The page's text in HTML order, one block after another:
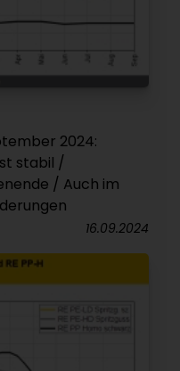
2024:
stabil /
/ Auch im
16.09.2024